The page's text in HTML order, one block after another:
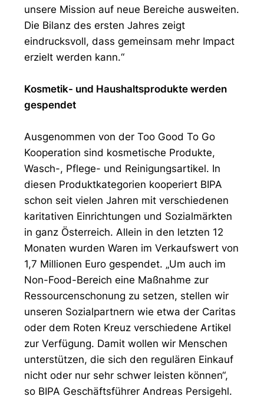
unsere Mission auf neue Bereiche ausweiten.
Die Bilanz des ersten Jahres zeigt
eindrucksvoll, dass gemeinsam mehr Impact
erzielt werden kann.“
Kosmetik- und Haushaltsprodukte werden
gespendet
Ausgenommen von der Too Good To Go
Kooperation sind kosmetische Produkte,
Wasch-, Pflege- und Reinigungsartikel. In
diesen Produktkategorien kooperiert BIPA
schon seit vielen Jahren mit verschiedenen
karitativen Einrichtungen und Sozialmärkten
in ganz Österreich. Allein in den letzten 12
Monaten wurden Waren im Verkaufswert von
1,7 Millionen Euro gespendet. „Um auch im
Non-Food-Bereich eine Maßnahme zur
Ressourcenschonung zu setzen, stellen wir
unseren Sozialpartnern wie etwa der Caritas
oder dem Roten Kreuz verschiedene Artikel
zur Verfügung. Damit wollen wir Menschen
unterstützen, die sich den regulären Einkauf
nicht oder nur sehr schwer leisten können“,
so BIPA Geschäftsführer Andreas Persigehl.